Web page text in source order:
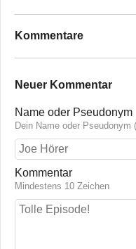
Kommentare
Neuer Kommentar
Name oder Pseudonym
Dein Name oder
Kommentar
Mindestens 10 Zeichen